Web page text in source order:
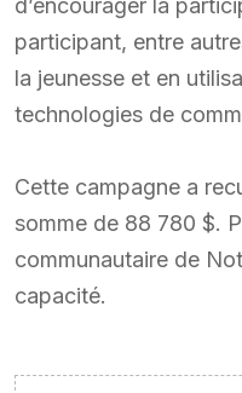
participant, entre
la jeunesse et en
technologies de
Cette campagne a
somme de 88 780 $.
communautaire de
capacité.